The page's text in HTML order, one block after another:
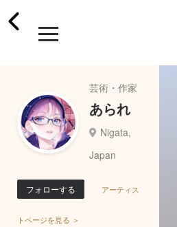
芸術・作家
あられ
Nigata,
Japan
フォローする アーティス
トページを見る ＞